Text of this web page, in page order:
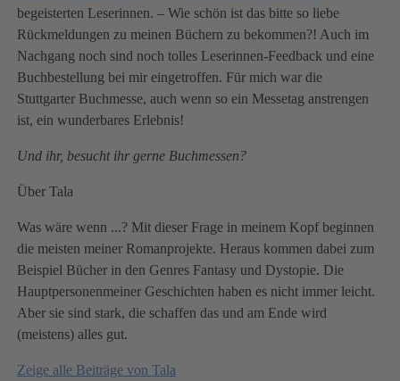
begeisterten Leserinnen. – Wie schön ist das bitte so liebe
Rückmeldungen zu meinen Büchern zu bekommen?! Auch im
Nachgang noch sind noch tolles Leserinnen-Feedback und eine
Buchbestellung bei mir eingetroffen. Für mich war die
Stuttgarter Buchmesse, auch wenn so ein Messetag anstrengen
ist, ein wunderbares Erlebnis!
Und ihr, besucht ihr gerne Buchmessen?
Über Tala
Was wäre wenn ...? Mit dieser Frage in meinem Kopf beginnen
die meisten meiner Romanprojekte. Heraus kommen dabei zum
Beispiel Bücher in den Genres Fantasy und Dystopie. Die
Hauptpersonenmeiner Geschichten haben es nicht immer leicht.
Aber sie sind stark, die schaffen das und am Ende wird
(meistens) alles gut.
Zeige alle Beiträge von Tala